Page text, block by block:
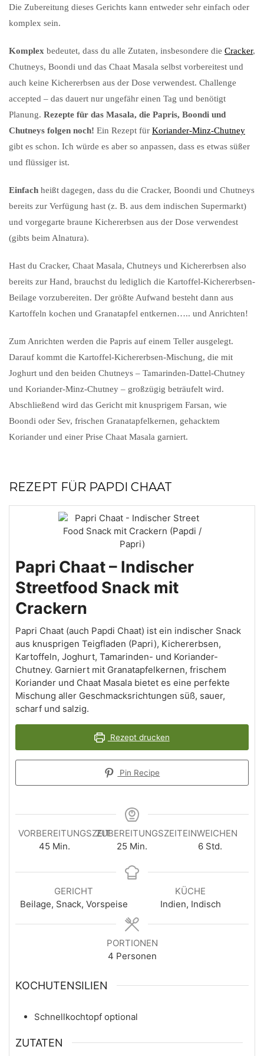
Die Zubereitung dieses Gerichts kann entweder sehr einfach oder
komplex sein.
Komplex bedeutet, dass du alle Zutaten, insbesondere die Cracker,
Chutneys, Boondi und das Chaat Masala selbst vorbereitest und
auch keine Kichererbsen aus der Dose verwendest. Challenge
accepted – das dauert nur ungefähr einen Tag und benötigt
Planung. Rezepte für das Masala, die Papris, Boondi und
Chutneys folgen noch! Ein Rezept für Koriander-Minz-Chutney
gibt es schon. Ich würde es aber so anpassen, dass es etwas süßer
und flüssiger ist.
Einfach heißt dagegen, dass du die Cracker, Boondi und Chutneys
bereits zur Verfügung hast (z. B. aus dem indischen Supermarkt)
und vorgegarte braune Kichererbsen aus der Dose verwendest
(gibts beim Alnatura).
Hast du Cracker, Chaat Masala, Chutneys und Kichererbsen also
bereits zur Hand, brauchst du lediglich die Kartoffel-Kichererbsen-
Beilage vorzubereiten. Der größte Aufwand besteht dann aus
Kartoffeln kochen und Granatapfel entkernen….. und Anrichten!
Zum Anrichten werden die Papris auf einem Teller ausgelegt.
Darauf kommt die Kartoffel-Kichererbsen-Mischung, die mit
Joghurt und den beiden Chutneys – Tamarinden-Dattel-Chutney
und Koriander-Minz-Chutney – großzügig beträufelt wird.
Abschließend wird das Gericht mit knusprigem Farsan, wie
Boondi oder Sev, frischen Granatapfelkernen, gehacktem
Koriander und einer Prise Chaat Masala garniert.
REZEPT FÜR PAPDI CHAAT
Papri Chaat – Indischer
Streetfood Snack mit
Crackern
Papri Chaat (auch Papdi Chaat) ist ein indischer Snack
aus knusprigen Teigfladen (Papri), Kichererbsen,
Kartoffeln, Joghurt, Tamarinden- und Koriander-
Chutney. Garniert mit Granatapfelkernen, frischem
Koriander und Chaat Masala bietet es eine perfekte
Mischung aller Geschmacksrichtungen süß, sauer,
scharf und salzig.
Rezept drucken
Pin Recipe
VORBEREITUNGSZEIT
45Minuten
Min.
ZUBEREITUNGSZEIT
25 Minuten
Min.
EINWEICHEN
6Stunden
Std.
GERICHT
Beilage, Snack, Vorspeise
KÜCHE
Indien, Indisch
PORTIONEN
4 Personen
KOCHUTENSILIEN
Schnellkochtopf optional
ZUTATEN